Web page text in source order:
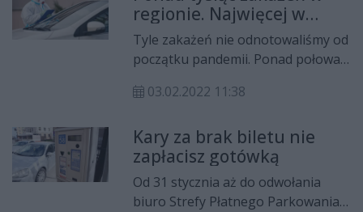
przy Powiatowej Stacji Sanitarno-
Epidemiologicznej w Radomiu oraz
przy Szpitalu Powiatowym w
Pionkach.
regionie. Najwięcej w
Radomiu
Tyle zakażeń nie odnotowaliśmy od
początku pandemii. Ponad połowa
Radomia i powiatu radomskiego.
03.02.2022 11:38
Kary za brak biletu nie
zapłacisz gotówką
Od 31 stycznia aż do odwołania
biuro Strefy Płatnego Parkowania